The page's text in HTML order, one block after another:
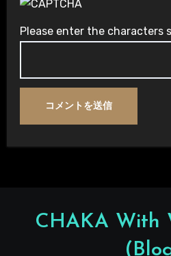
Please enter the characters
CHAKA With